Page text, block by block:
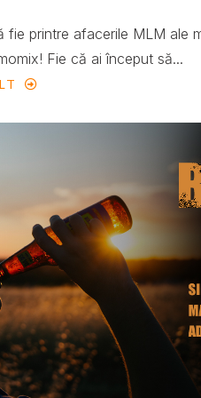
fie printre afacerile MLM ale
Fie că ai început să...